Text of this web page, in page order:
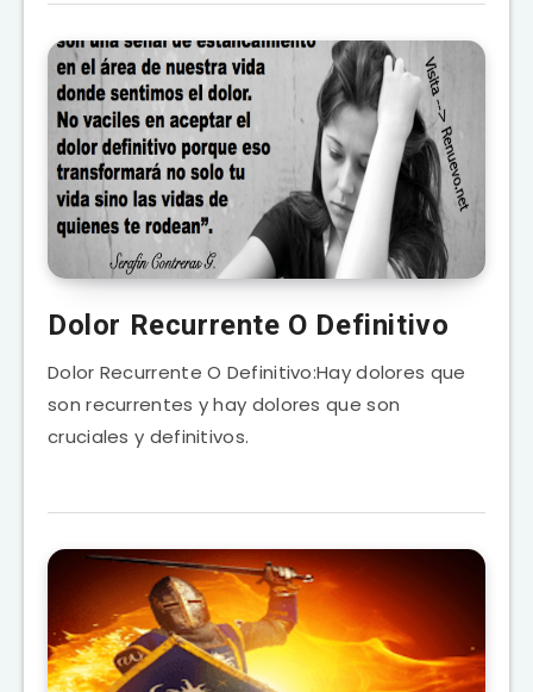
Dolor Recurrente O Definitivo
Dolor Recurrente O Definitivo:Hay dolores que
son recurrentes y hay dolores que son
cruciales y definitivos.